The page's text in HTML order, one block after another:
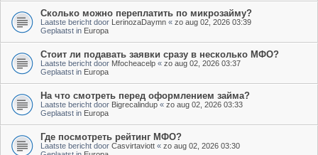
Сколько можно переплатить по микрозайму?
Laatste bericht door LerinozaDaymn « zo aug 02, 2026 03:39
Geplaatst in Europa
Стоит ли подавать заявки сразу в несколько МФО?
Laatste bericht door Mfocheacelp « zo aug 02, 2026 03:37
Geplaatst in Europa
На что смотреть перед оформлением займа?
Laatste bericht door Bigrecalindup « zo aug 02, 2026 03:33
Geplaatst in Europa
Где посмотреть рейтинг МФО?
Laatste bericht door Casvirtaviott « zo aug 02, 2026 03:30